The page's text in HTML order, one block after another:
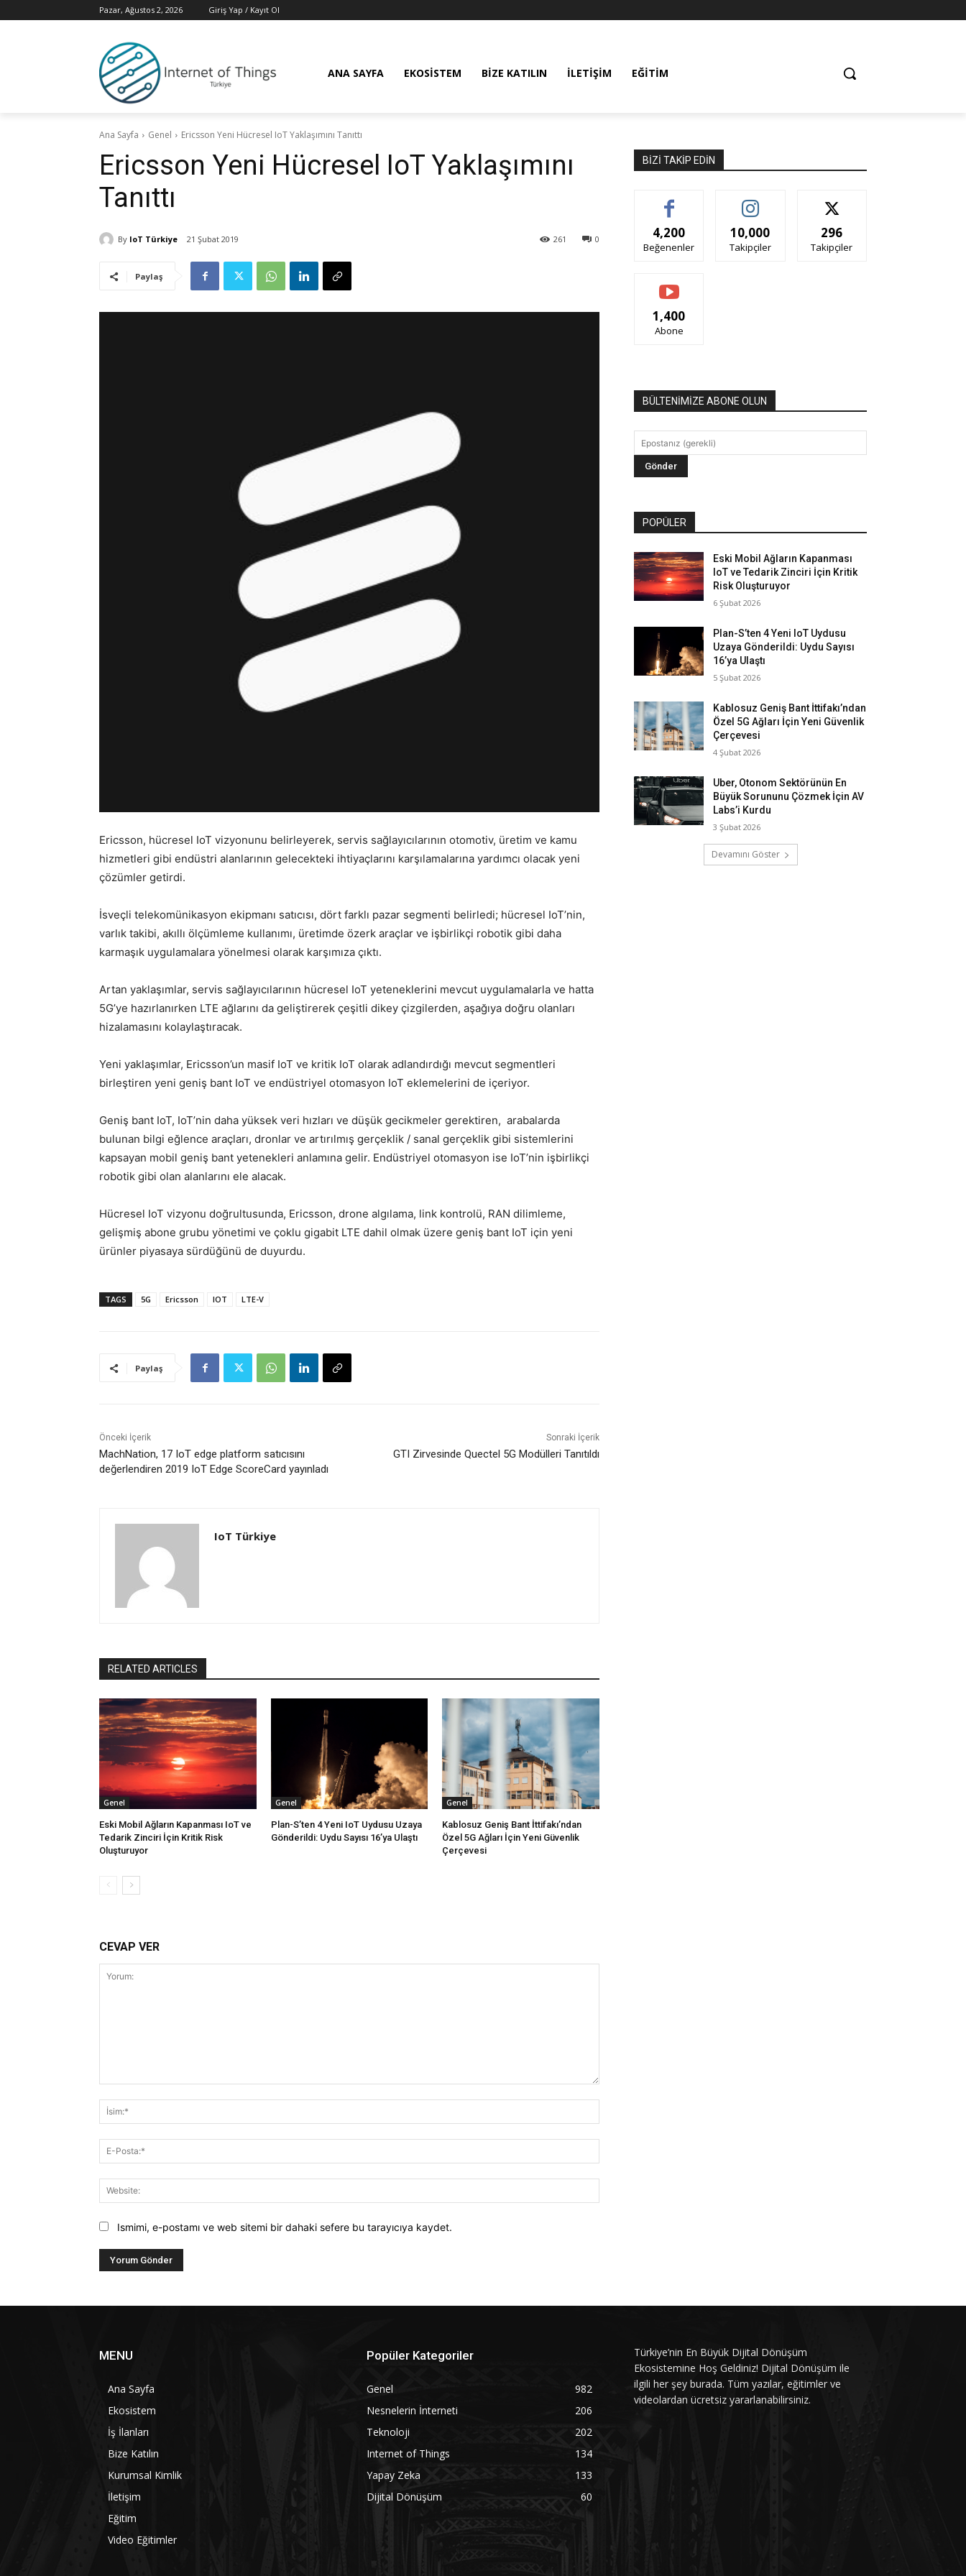
Pazar, Ağustos 2, 2026 Giriş Yap / Kayıt Ol
ANA SAYFA EKOSISTEM BIZE KATILIN İLETIŞIM EĞITIM
Ana Sayfa Genel Ericsson Yeni Hücresel IoT Yaklaşımını Tanıttı
Ericsson Yeni Hücresel IoT Yaklaşımını
Tanıttı
By IoT Türkiye 21 Şubat 2019 0
261
Paylaş
Ericsson, hücresel IoT vizyonunu belirleyerek, servis sağlayıcılarının otomotiv, üretim ve kamu
hizmetleri gibi endüstri alanlarının gelecekteki ihtiyaçlarını karşılamalarına yardımcı olacak yeni
çözümler getirdi.
İsveçli telekomünikasyon ekipmanı satıcısı, dört farklı pazar segmenti belirledi; hücresel IoT’nin,
varlık takibi, akıllı ölçümleme kullanımı, üretimde özerk araçlar ve işbirlikçi robotik gibi daha
karmaşık uygulamalara yönelmesi olarak karşımıza çıktı.
Artan yaklaşımlar, servis sağlayıcılarının hücresel IoT yeteneklerini mevcut uygulamalarla ve hatta
5G’ye hazırlanırken LTE ağlarını da geliştirerek çeşitli dikey çizgilerden, aşağıya doğru olanları
hizalamasını kolaylaştıracak.
Yeni yaklaşımlar, Ericsson’un masif IoT ve kritik IoT olarak adlandırdığı mevcut segmentleri
birleştiren yeni geniş bant IoT ve endüstriyel otomasyon IoT eklemelerini de içeriyor.
Geniş bant IoT, IoT’nin daha yüksek veri hızları ve düşük gecikmeler gerektiren, arabalarda
bulunan bilgi eğlence araçları, dronlar ve artırılmış gerçeklik / sanal gerçeklik gibi sistemlerini
kapsayan mobil geniş bant yetenekleri anlamına gelir. Endüstriyel otomasyon ise IoT’nin işbirlikçi
robotik gibi olan alanlarını ele alacak.
Hücresel IoT vizyonu doğrultusunda, Ericsson, drone algılama, link kontrolü, RAN dilimleme,
gelişmiş abone grubu yönetimi ve çoklu gigabit LTE dahil olmak üzere geniş bant IoT için yeni
ürünler piyasaya sürdüğünü de duyurdu.
TAGS 5G Ericsson IOT LTE-V
Paylaş
Önceki İçerik
MachNation, 17 IoT edge platform satıcısını
değerlendiren 2019 IoT Edge ScoreCard yayınladı
Sonraki İçerik
GTI Zirvesinde Quectel 5G Modülleri Tanıtıldı
IoT Türkiye
RELATED ARTICLES
Genel
Eski Mobil Ağların Kapanması IoT ve
Tedarik Zinciri İçin Kritik Risk
Oluşturuyor
Genel
Plan-S’ten 4 Yeni IoT Uydusu Uzaya
Gönderildi: Uydu Sayısı 16’ya Ulaştı
Genel
Kablosuz Geniş Bant İttifakı’ndan
Özel 5G Ağları İçin Yeni Güvenlik
Çerçevesi
CEVAP VER
Posta:*
Ismimi, e-postamı ve web sitemi bir dahaki sefere bu tarayıcıya kaydet.
BIZI TAKIP EDIN
4,200
Beğenenler
10,000
Takipçiler
296
Takipçiler
1,400
Abone
BÜLTENİMİZE ABONE OLUN
POPÜLER
Eski Mobil Ağların Kapanması
IoT ve Tedarik Zinciri İçin Kritik
Risk Oluşturuyor
6 Şubat 2026
Plan-S’ten 4 Yeni IoT Uydusu
Uzaya Gönderildi: Uydu Sayısı
16’ya Ulaştı
5 Şubat 2026
Kablosuz Geniş Bant İttifakı’ndan
Özel 5G Ağları İçin Yeni Güvenlik
Çerçevesi
4 Şubat 2026
Uber, Otonom Sektörünün En
Büyük Sorununu Çözmek İçin AV
Labs’i Kurdu
3 Şubat 2026
Devamını Göster
MENU
Ana Sayfa
Ekosistem
İş İlanları
Bize Katılın
Kurumsal Kimlik
İletişim
Eğitim
Video Eğitimler
Popüler Kategoriler
Genel
982
Nesnelerin İnterneti
206
Teknoloji
202
Internet of Things
134
Yapay Zeka
133
Dijital Dönüşüm
60
Türkiye’nin En Büyük Dijital Dönüşüm
Ekosistemine Hoş Geldiniz! Dijital Dönüşüm ile
ilgili her şey burada. Tüm yazılar, eğitimler ve
videolardan ücretsiz yararlanabilirsiniz.